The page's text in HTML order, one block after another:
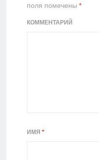
поля помечены *
КОММЕНТАРИЙ
ИМЯ *